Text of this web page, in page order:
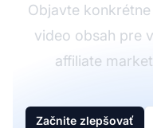
Objavte
video obsah pre
affiliate
Začnite zlepšovať